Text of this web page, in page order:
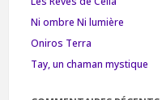
Ni ombre Ni lumière
Oniros Terra
Tay, un chaman mystique